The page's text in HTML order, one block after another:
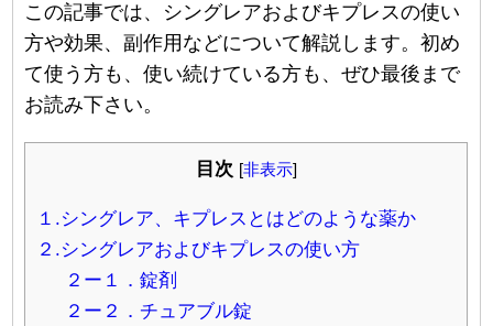
この記事では、シングレアおよびキプレスの使い
方や効果、副作用などについて解説します。初め
て使う方も、使い続けている方も、ぜひ最後まで
お読み下さい。
目次 [非表示]
１.シングレア、キプレスとはどのような薬か
２.シングレアおよびキプレスの使い方
２ー１．錠剤
２ー２．チュアブル錠